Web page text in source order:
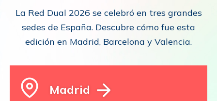
La Red Dual 2026 se celebró en tres grandes
sedes de España. Descubre cómo fue esta
edición en Madrid, Barcelona y Valencia.
Madrid